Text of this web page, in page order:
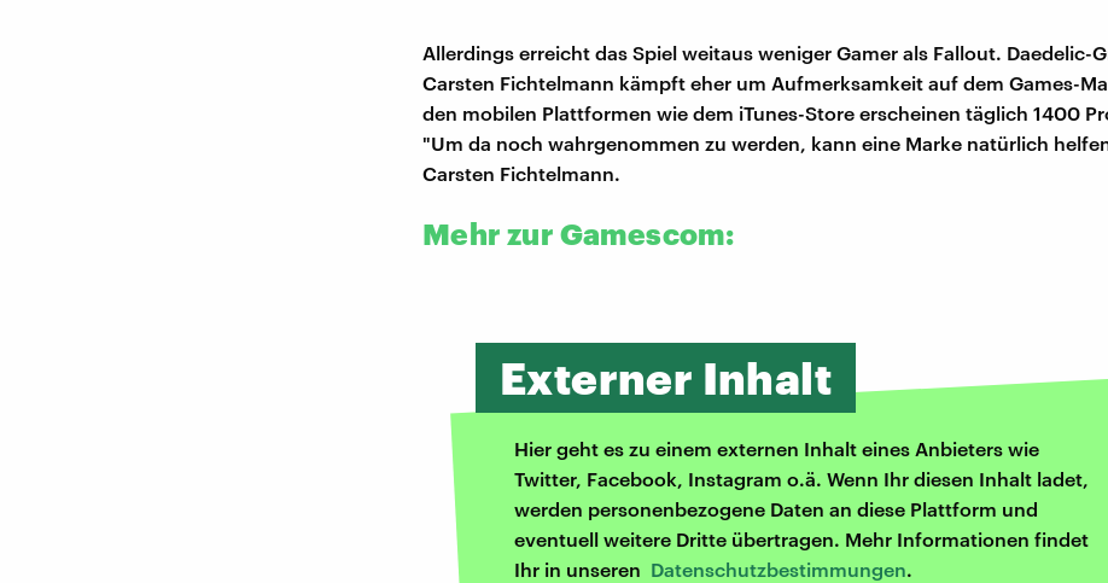
Allerdings erreicht das Spiel weitaus weniger Gamer als Fallout. Daedelic-
Carsten Fichtelmann kämpft eher um Aufmerksamkeit auf dem Games-
den mobilen Plattformen wie dem iTunes-Store erscheinen täglich 1400
"Um da noch wahrgenommen zu werden, kann eine Marke natürlich
Carsten Fichtelmann.
Mehr zur Gamescom:
Externer Inhalt
Hier geht es zu einem externen Inhalt eines Anbieters wie
Twitter, Facebook, Instagram o.ä. Wenn Ihr diesen Inhalt ladet,
werden personenbezogene Daten an diese Plattform und
eventuell weitere Dritte übertragen. Mehr Informationen findet
Ihr in unseren Datenschutzbestimmungen.